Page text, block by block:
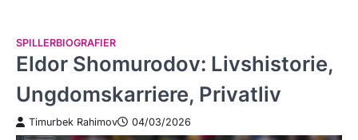
SPILLERBIOGRAFIER
Eldor Shomurodov: Livshistorie,
Ungdomskarriere, Privatliv
Timurbek Rahimov 04/03/2026